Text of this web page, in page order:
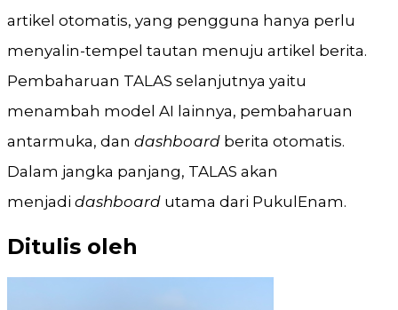
artikel otomatis, yang pengguna hanya perlu
menyalin-tempel tautan menuju artikel berita.
Pembaharuan TALAS selanjutnya yaitu
menambah model AI lainnya, pembaharuan
antarmuka, dan dashboard berita otomatis.
Dalam jangka panjang, TALAS akan
menjadi dashboard utama dari PukulEnam.
Ditulis oleh